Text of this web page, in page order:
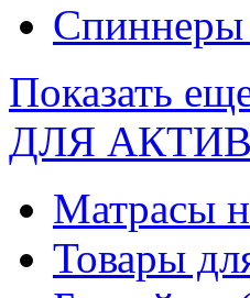
Спиннеры
Показать
ДЛЯ
Матрасы
Товары